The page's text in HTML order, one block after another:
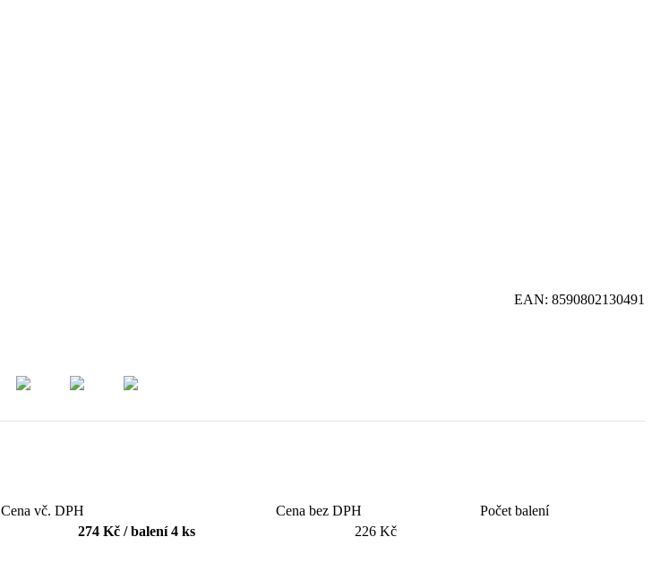
EAN: 8590802130491
Cena vč. DPH Cena bez DPH
Počet balení
274 Kč / balení 4 ks
226 Kč